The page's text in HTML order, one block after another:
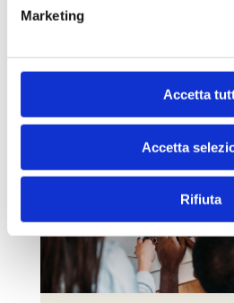
Marketing
Accetta
Accetta
Rifiuta